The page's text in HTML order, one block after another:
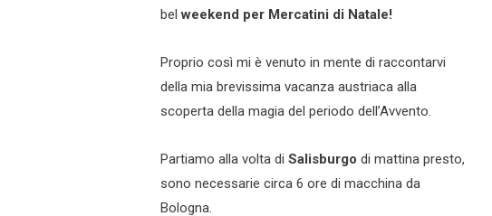
belweekend per Mercatini di Natale!
Proprio così mi è venuto in mente di raccontarvi
della mia brevissima vacanza austriaca alla
scoperta della magia del periodo dell’Avvento.
Partiamo alla volta di Salisburgo di mattina presto,
sono necessarie circa 6 ore di macchina da
Bologna.